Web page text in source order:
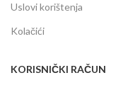
Uslovi korištenja
Kolačići
KORISNIČKI RAČUN